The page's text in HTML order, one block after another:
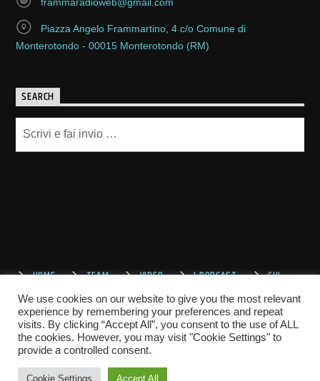
Piazza Angelo Frammartino, 4 c/o Comune di
Monterotondo - 00015 Monterotondo (RM)
SEARCH
HOME TEAM VIDEO I PODCAST
CHI
We use cookies on our website to give you the most relevant
experience by remembering your preferences and repeat
visits. By clicking “Accept All”, you consent to the use of ALL
the cookies. However, you may visit "Cookie Settings" to
provide a controlled consent.
Cookie Settings Accept All